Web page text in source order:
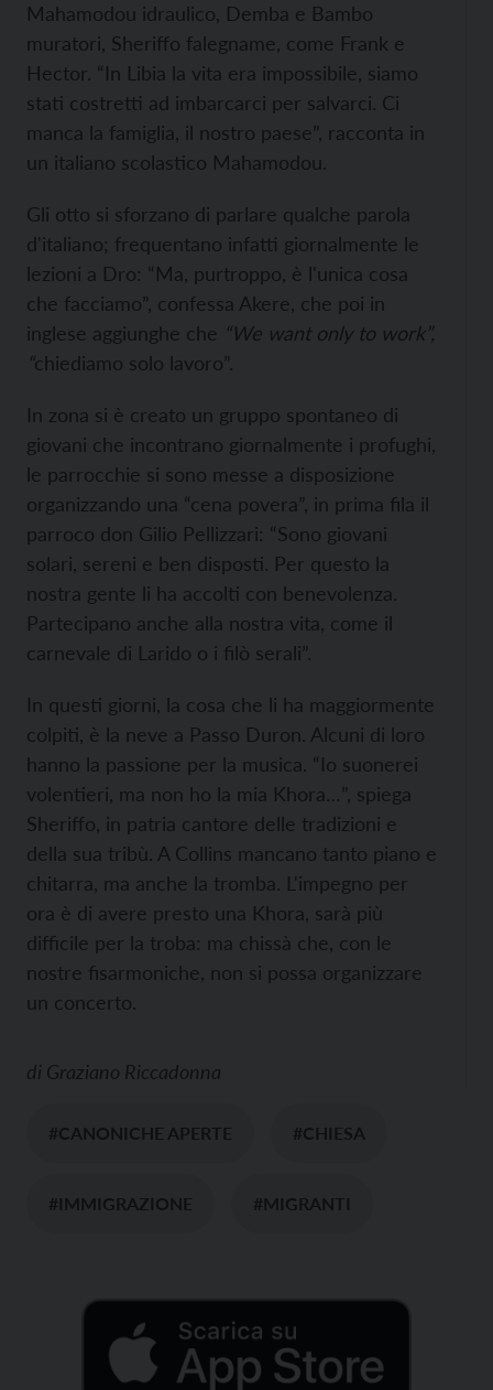
Mahamodou idraulico, Demba e Bambo
muratori, Sheriffo falegname, come Frank e
Hector. “In Libia la vita era impossibile, siamo
stati costretti ad imbarcarci per salvarci. Ci
manca la famiglia, il nostro paese”, racconta in
un italiano scolastico Mahamodou.
Gli otto si sforzano di parlare qualche parola
d'italiano; frequentano infatti giornalmente le
lezioni a Dro: “Ma, purtroppo, è l'unica cosa
che facciamo”, confessa Akere, che poi in
inglese aggiunghe che “We want only to work”,
“chiediamo solo lavoro”.
In zona si è creato un gruppo spontaneo di
giovani che incontrano giornalmente i profughi,
le parrocchie si sono messe a disposizione
organizzando una “cena povera”, in prima fila il
parroco don Gilio Pellizzari: “Sono giovani
solari, sereni e ben disposti. Per questo la
nostra gente li ha accolti con benevolenza.
Partecipano anche alla nostra vita, come il
carnevale di Larido o i filò serali”.
In questi giorni, la cosa che li ha maggiormente
colpiti, è la neve a Passo Duron. Alcuni di loro
hanno la passione per la musica. “Io suonerei
volentieri, ma non ho la mia Khora…”, spiega
Sheriffo, in patria cantore delle tradizioni e
della sua tribù. A Collins mancano tanto piano e
chitarra, ma anche la tromba. L'impegno per
ora è di avere presto una Khora, sarà più
difficile per la troba: ma chissà che, con le
nostre fisarmoniche, non si possa organizzare
un concerto.
di Graziano Riccadonna
#CANONICHE APERTE #CHIESA
#IMMIGRAZIONE #MIGRANTI